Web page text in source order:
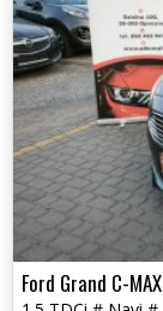
Ford Grand C-MAX